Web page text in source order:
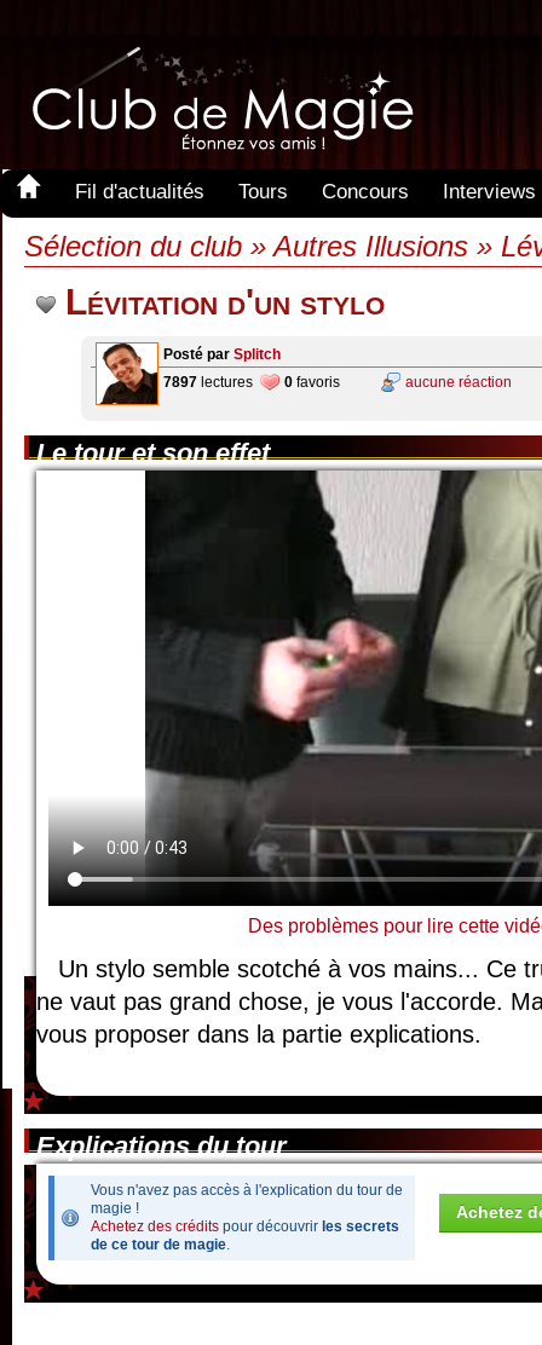
Fil d'actualités Tours Concours Interviews
Sélection du club » Autres Illusions »
Lévitation d'un stylo
Posté par Splitch
7897 lectures 0 favoris aucune réaction
Le tour et son effet
Des problèmes pour lire cette
Un stylo semble scotché à vos mains... Ce
ne vaut pas grand chose, je vous l'accorde.
vous proposer dans la partie explications.
Explications du tour
Vous n'avez pas accès à l'explication du tour de
magie !
Achetez des crédits pour découvrir les secrets
de ce tour de magie.
Achetez